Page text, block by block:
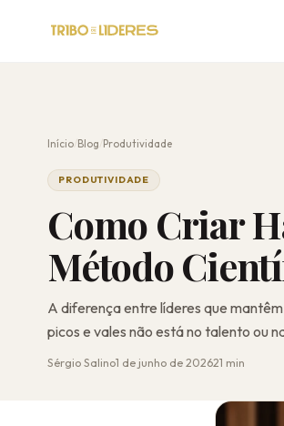
Início /Blog /Produtividade
PRODUTIVIDADE
Como Criar
Método
A diferença entre líderes que
picos e vales não está no talento ou
Sérgio Salino1 de junho de 202621 min